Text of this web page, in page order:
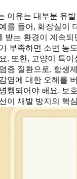
이유는 대부분 유발
를 들어, 화장실이
받는 환경이 계속되
부족하면 소변 농
. 또한, 고양이 특이
증 질환으로, 항생
염에 대한 오해를
행되어야 해요. 보
이 재발 방지의 핵